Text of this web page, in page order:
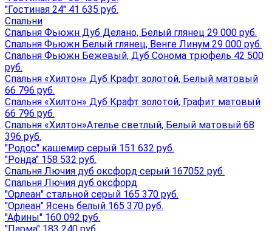
"Гостиная 24" 41 635 руб.
Спальни
Спальня Фьюжн Дуб Делано, Белый глянец 29 000 руб.
Спальня Фьюжн Белый глянец, Венге Линум 29 000 руб.
Спальня Фьюжн Бежевый, Дуб Сонома трюфель 42 500
руб.
Спальня «Хилтон» Дуб Крафт золотой, Белый матовый
66 796 руб.
Спальня «Хилтон» Дуб Крафт золотой, Графит матовый
66 796 руб.
Спальня «Хилтон»Ателье светлый, Белый матовый 68
396 руб.
"Родос" кашемир серый 151 632 руб.
"Ронда" 158 532 руб.
Спальня Лючия дуб оксфорд серый 167052 руб.
Спальня Лючия дуб оксфорд
"Орлеан" стальной серый 165 370 руб.
"Орлеан" Ясень белый 165 370 руб.
"Афины" 160 092 руб.